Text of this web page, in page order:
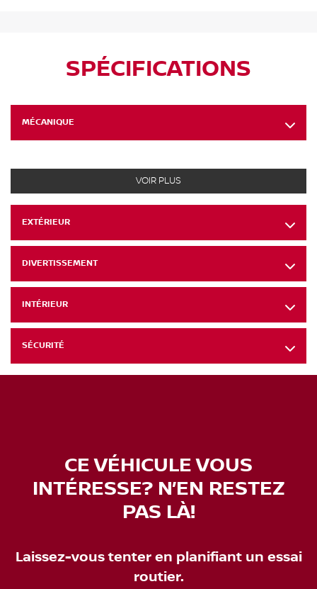
SPÉCIFICATIONS
MÉCANIQUE
VOIR PLUS
EXTÉRIEUR
DIVERTISSEMENT
INTÉRIEUR
SÉCURITÉ
CE VÉHICULE VOUS
INTÉRESSE? N’EN RESTEZ
PAS LÀ!
Laissez-vous tenter en planifiant un essai
routier.